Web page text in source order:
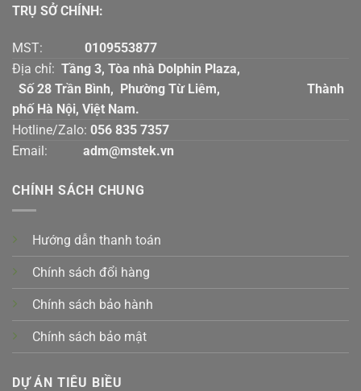
TRỤ SỞ CHÍNH:
MST: 0109553877
Địa chỉ: Tầng 3, Tòa nhà Dolphin Plaza,
Số 28 Trần Bình, Phường Từ Liêm, Thành
phố Hà Nội, Việt Nam.
Hotline/Zalo: 056 835 7357
Email:
adm@mstek.vn
CHÍNH SÁCH CHUNG
Hướng dẫn thanh toán
Chính sách đổi hàng
Chính sách bảo hành
Chính sách bảo mật
DỰ ÁN TIÊU BIỀU